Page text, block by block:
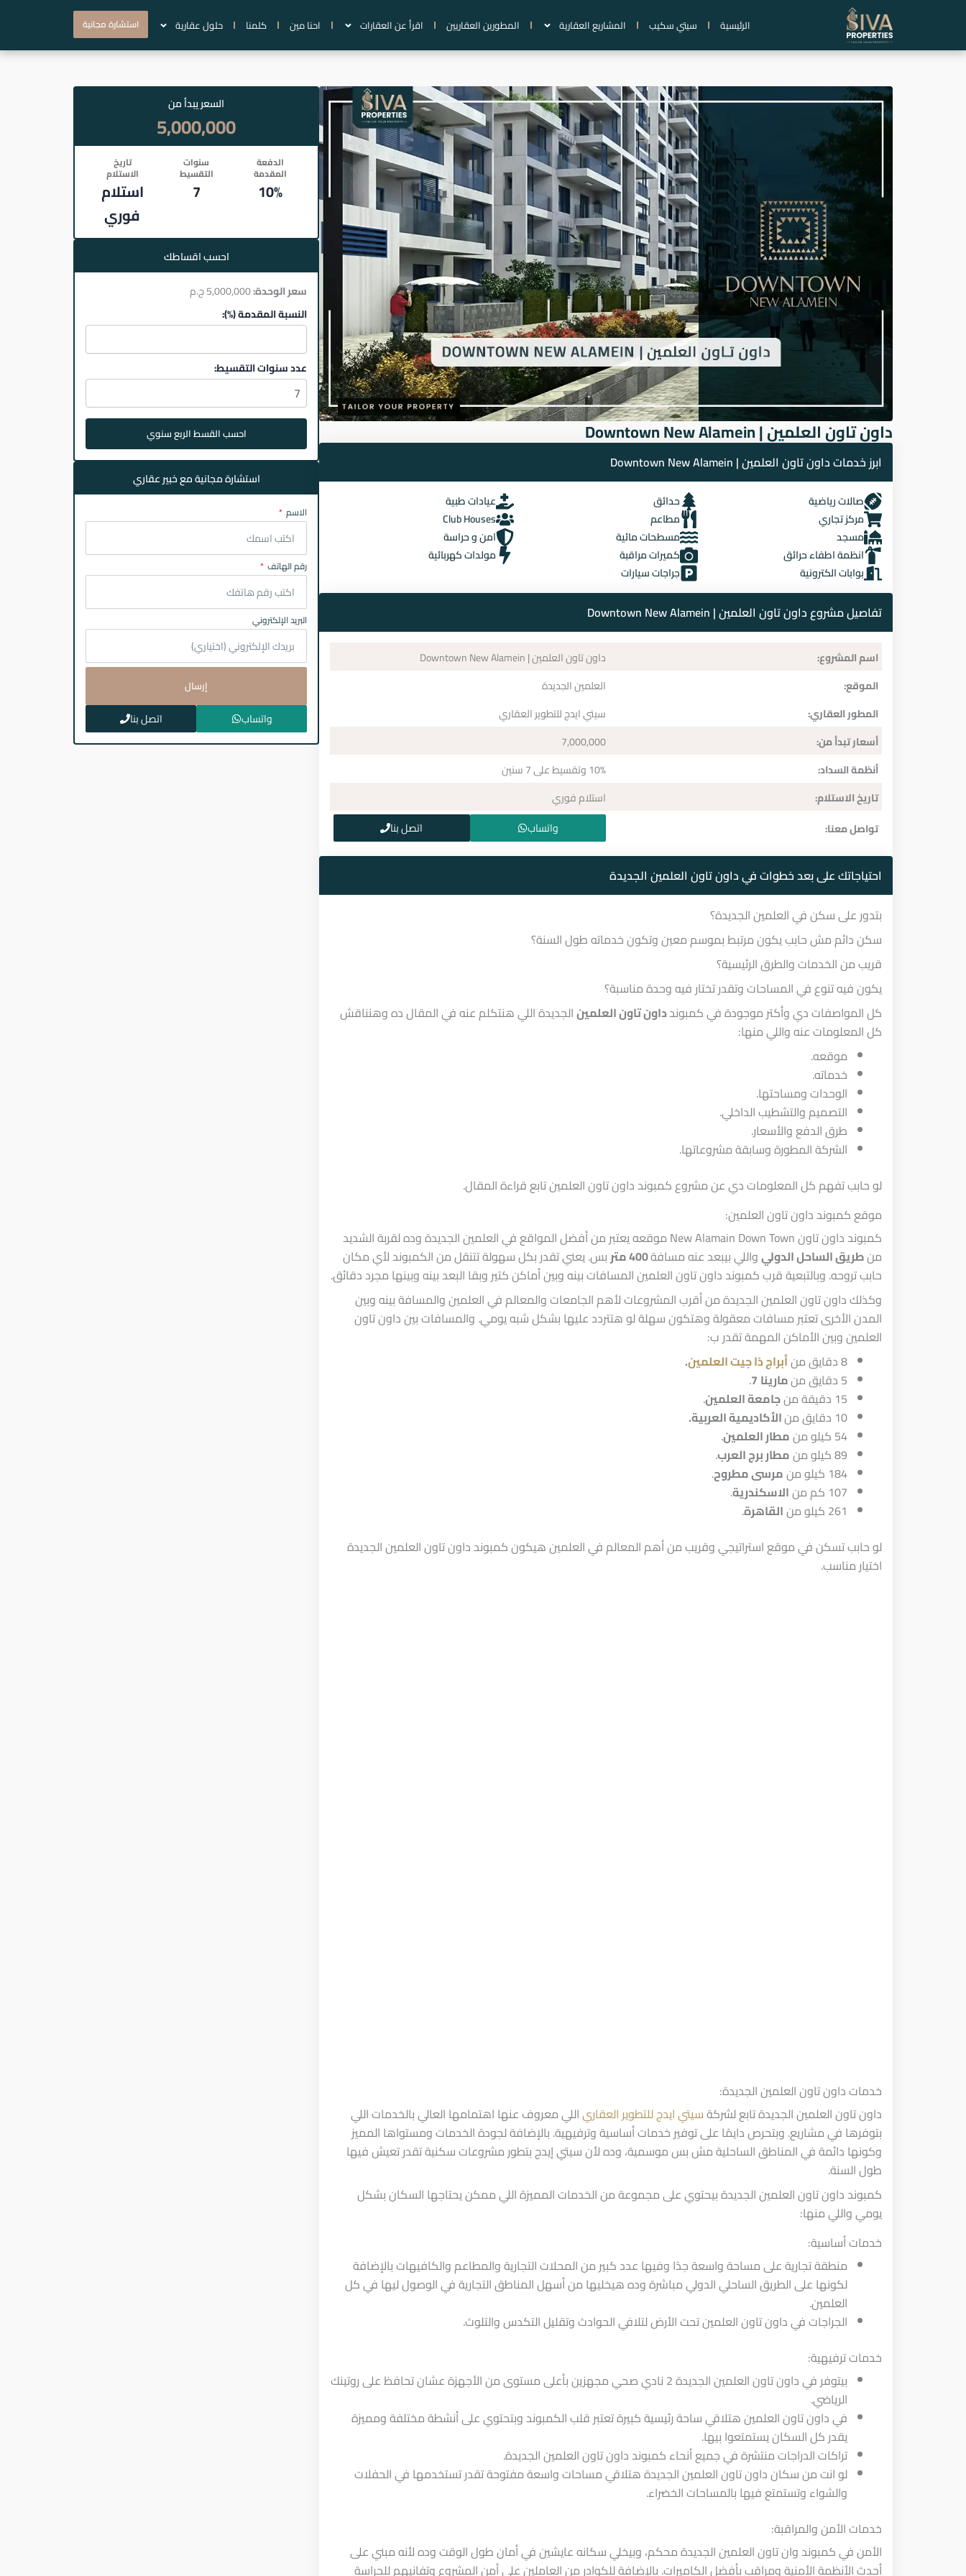
المحتوى
استشارة مجانية الرئيسية سيتي سكيب المشاريع العقارية المطورين العقاريين اقرأ عن العقارات احنا مين كلمنا حلول عقارية
السعر يبدأ من
5,000,000
الدفعة
المقدمة
10%
سنوات
التقسيط
7
تاريخ
الاستلام
استلام
فوري
احسب اقساطك
سعر الوحدة:
النسبة المقدمة (%):
عدد سنوات التقسيط:
احسب القسط الربع سنوي
استشارة مجانية مع خبير عقاري
الاسم
رقم الهاتف
البريد الإلكتروني
إرسال
واتساب اتصل بنا
داون تاون العلمين | Downtown New Alamein
ابرز خدمات داون تاون العلمين | Downtown New Alamein
صالات رياضية حدائق
عيادات طبية
مركز تجاري
مطاعم
Club Houses
مسجد
مسطحات مائية
امن و حراسة
انظمة اطفاء حرائق
كميرات مراقبة
مولدات كهربائية
بوابات الكترونية
جراجات سيارات
تفاصيل مشروع داون تاون العلمين | Downtown New Alamein
اسم المشروع:
داون تاون العلمين | Downtown New Alamein
الموقع:
العلمين الجديدة
المطور العقاري:
سيتي ايدج للتطوير العقاري
أسعار تبدأ من:
7,000,000
أنظمة السداد:
10% وتقسيط على 7 سنين
تاريخ الاستلام:
استلام فوري
تواصل معنا:
واتساب اتصل بنا
احتياجاتك على بعد خطوات في داون تاون العلمين الجديدة
بتدور على سكن في العلمين الجديدة؟
سكن دائم مش حابب يكون مرتبط بموسم معين وتكون خدماته طول السنة؟
قريب من الخدمات والطرق الرئيسية؟
يكون فيه تنوع في المساحات وتقدر تختار فيه وحدة مناسبة؟
كل المواصفات دي وأكتر موجودة في كمبوندداون تاون العلمينالجديدة اللي هنتكلم عنه في المقال ده وهنناقش
كل المعلومات عنه واللي منها:
موقعه.
خدماته.
الوحدات ومساحتها.
التصميم والتشطيب الداخلي.
طرق الدفع والأسعار.
الشركة المطورة وسابقة مشروعاتها.
لو حابب تفهم كل المعلومات دي عن مشروع كمبوند داون تاون العلمين تابع قراءة المقال.
موقع كمبوند داون تاون العلمين:
كمبوند داون تاون New Alamain Down Town موقعه يعتبر من أفضل المواقع في العلمين الجديدة وده لقربة الشديد
منطريق الساحل الدوليواللي بيبعد عنه مسافة
بس. يعني تقدر بكل سهولة تتنقل من الكمبوند لأي مكان
حابب تروحه. وبالتبعية قرب كمبوند داون تاون العلمين المسافات بينه وبين أماكن كتير وبقا البعد بينه وبينها مجرد دقائق.
وكذلك داون تاون العلمين الجديدة من أقرب المشروعات لأهم الجامعات والمعالم في العلمين والمسافة بينه وبين
المدن الأخرى تعتبر مسافات معقولة وهتكون سهلة لو هتتردد عليها بشكل شبه يومي. والمسافات بين داون تاون
العلمين وبين الأماكن المهمة تقدر ب:
8 دقايق من
أبراج ذا جيت العلمين.
5 دقايق من
مارينا 7
.
15 دقيقة من
جامعة العلمين.
10 دقايق من
الأكاديمية العربية.
54 كيلو من
مطار العلمين.
89 كيلو من
مطار برج العرب.
184 كيلو من
مرسى مطروح.
107 كم من
الاسكندرية.
261 كيلو من
القاهرة.
لو حابب تسكن في موقع استراتيجي وقريب من أهم المعالم في العلمين هيكون كمبوند داون تاون العلمين الجديدة
اختيار مناسب.
خدمات داون تاون العلمين الجديدة:
داون تاون العلمين الجديدة تابع لشركةسيتي ايدج للتطوير العقارياللي معروف عنها اهتمامها العالي بالخدمات اللي
بتوفرها في مشاريع. وبتحرص دايمًا على توفير خدمات أساسية وترفيهية. بالإضافة لجودة الخدمات ومستواها المميز
وكونها دائمة في المناطق الساحلية مش بس موسمية، وده لأن سيتي إيدج بتطور مشروعات سكنية تقدر تعيش فيها
طول السنة.
كمبوند داون تاون العلمين الجديدة بيحتوي على مجموعة من الخدمات المميزة اللي ممكن يحتاجها السكان بشكل
يومي واللي منها:
خدمات أساسية:
منطقة تجارية على مساحة واسعة جدًا وفيها عدد كبير من المحلات التجارية والمطاعم والكافيهات بالإضافة
لكونها على الطريق الساحلي الدولي مباشرة وده هيخليها من أسهل المناطق التجارية في الوصول ليها في كل
العلمين.
الجراجات في داون تاون العلمين تحت الأرض لتلافي الحوادث وتقليل التكدس والتلوث.
خدمات ترفيهية:
بيتوفر في داون تاون العلمين الجديدة 2 نادي صحي مجهزين بأعلى مستوى من الأجهزة عشان تحافظ على روتينك
الرياضي.
في داون تاون العلمين هتلاقي ساحة رئيسية كبيرة تعتبر قلب الكمبوند وبتحتوي على أنشطة مختلفة ومميزة
يقدر كل السكان يستمتعوا بيها.
تراكات الدراجات منتشرة في جميع أنحاء كمبوند داون تاون العلمين الجديدة.
لو انت من سكان داون تاون العلمين الجديدة هتلاقي مساحات واسعة مفتوحة تقدر تستخدمها في الحفلات
والشواء وتستمتع فيها بالمساحات الخضراء.
خدمات الأمن والمراقبة:
الأمن في كمبوند وان تاون العلمين الجديدة محكم، وبيخلي سكانه عايشين في أمان طول الوقت وده لأنه مبني على
أحدث الأنظمة الأمنية ومراقب بأفضل الكاميرات. بالإضافة للكوادر من العاملين على أمن المشروع وتفانيهم للحراسة